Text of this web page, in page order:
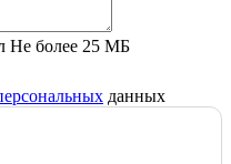
Не более 25 МБ
данных